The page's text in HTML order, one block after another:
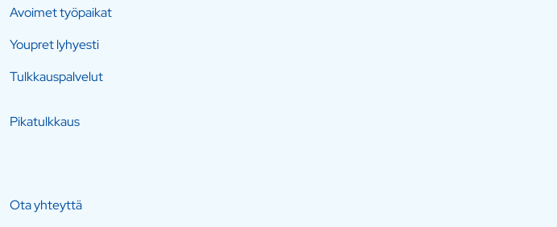
Avoimet työpaikat
Youpret lyhyesti
Tulkkauspalvelut
Pikatulkkaus
Ota yhteyttä